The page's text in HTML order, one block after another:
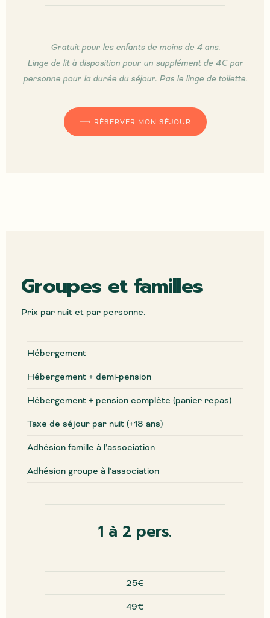
Gratuit pour les enfants de moins de 4 ans.
Linge de lit à disposition pour un supplément de 4€ par
personne pour la durée du séjour. Pas le linge de toilette.
RÉSERVER MON SÉJOUR
Groupes et familles
Prix par nuit et par personne.
Hébergement
Hébergement + demi-pension
Hébergement + pension complète (panier repas)
Taxe de séjour par nuit (+18 ans)
Adhésion famille à l’association
Adhésion groupe à l’association
1 à 2 pers.
25€
49€